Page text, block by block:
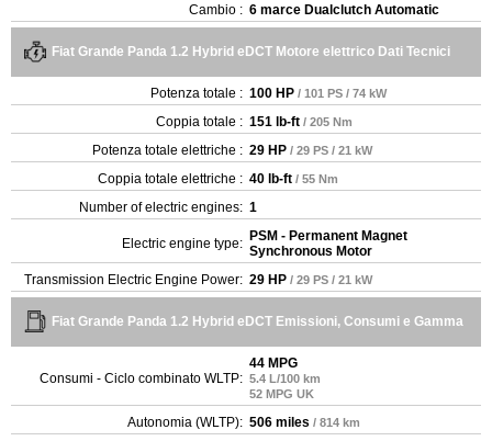
Cambio : 6 marce Dualclutch Automatic
Fiat Grande Panda 1.2 Hybrid eDCT Motore elettrico Dati Tecnici
Potenza totale : 100 HP / 101 PS / 74 kW
Coppia totale : 151 lb-ft / 205 Nm
Potenza totale elettriche : 29 HP / 29 PS / 21 kW
Coppia totale elettriche : 40 lb-ft / 55 Nm
Number of electric engines: 1
Electric engine type: PSM - Permanent Magnet
Synchronous Motor
Transmission Electric Engine Power: 29 HP / 29 PS / 21 kW
Fiat Grande Panda 1.2 Hybrid eDCT Emissioni, Consumi e Gamma
Consumi - Ciclo combinato WLTP:
44 MPG
5.4 L/100 km
52 MPG UK
Autonomia (WLTP): 506 miles / 814 km